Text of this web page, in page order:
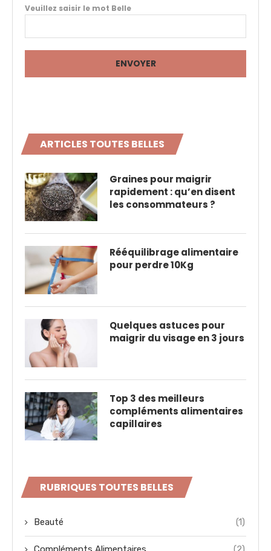
Veuillez saisir le mot Belle
ARTICLES TOUTES BELLES
Graines pour maigrir
rapidement : qu’en disent
les consommateurs ?
Rééquilibrage alimentaire
pour perdre 10Kg
Quelques astuces pour
maigrir du visage en 3 jours
Top 3 des meilleurs
compléments alimentaires
capillaires
RUBRIQUES TOUTES BELLES
Beauté (1)